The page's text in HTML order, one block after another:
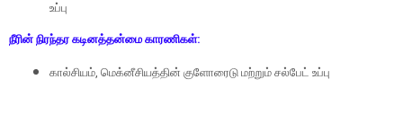
உப்பு
நீரின் நிரந்தர கடினத்தன்மை காரணிகள்:
கால்சியம், மெக்னீசியத்தின் குளோரைடு மற்றும் சல்பேட் உப்பு